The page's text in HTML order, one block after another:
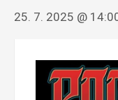
25. 7. 2025 @